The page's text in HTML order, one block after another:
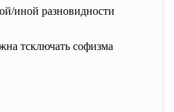
иной разновидности
тсключать софизма